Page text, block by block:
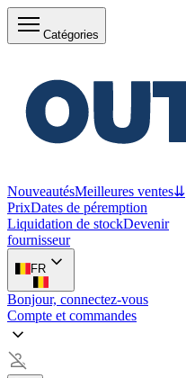
Catégories
NouveautésMeilleures ventes⇊
PrixDates de péremption
Liquidation de stockDevenir
fournisseur
FR
Bonjour, connectez-vous
Compte et commandes